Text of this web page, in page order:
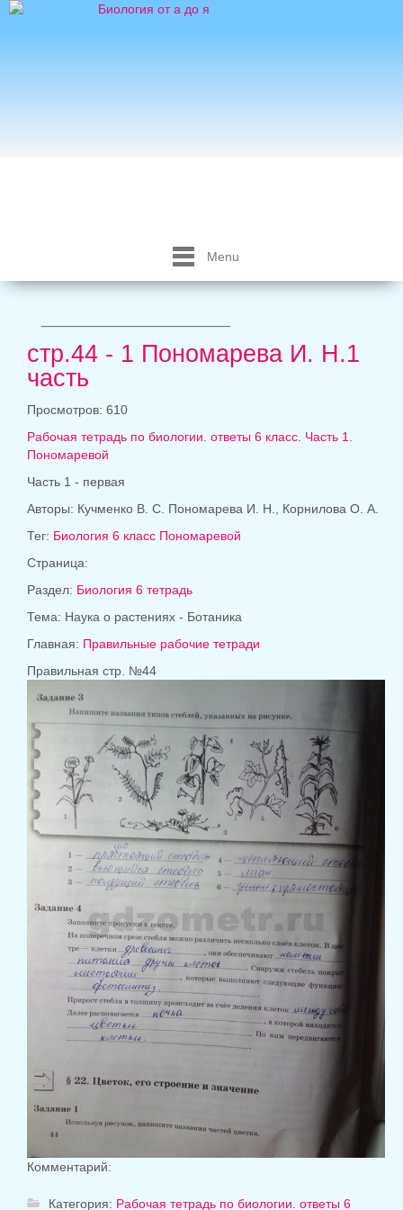
Menu
стр.44 - 1 Пономарева И. Н.1
часть
Просмотров: 610
Рабочая тетрадь по биологии. ответы 6 класс. Часть 1.
Пономаревой
Часть 1 - первая
Авторы: Кучменко В. С. Пономарева И. Н., Корнилова О. А.
Тег: Биология 6 класс Пономаревой
Страница:
Раздел: Биология 6 тетрадь
Тема: Наука о растениях - Ботаника
Главная: Правильные рабочие тетради
Правильная стр. №44
Комментарий:
Категория: Рабочая тетрадь по биологии. ответы 6